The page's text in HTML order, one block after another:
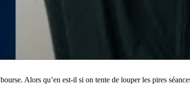
Alors qu’en est-il si on tente de louper les pires